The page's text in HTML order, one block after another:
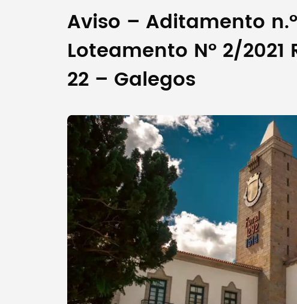
Aviso – Aditamento
Loteamento N° 2/
22 – Galegos